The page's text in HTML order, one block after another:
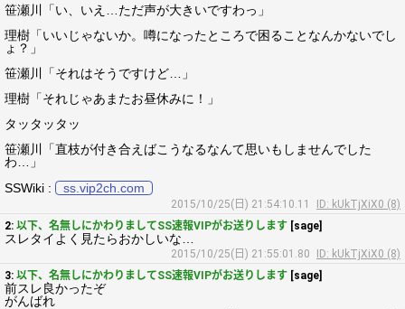
笹瀬川「い、いえ…ただ声が大きいですわっ」
理樹「いいじゃないか。噂になったところで困ることなんかないでし
ょ？」
笹瀬川「それはそうですけど…」
理樹「それじゃあまたお昼休みに！」
タッタッタッ
笹瀬川「直枝が付き合えばこうなるなんて思いもしませんでした
わ…」
SSWiki :
ss.vip2ch.com
2015/10/25(日) 21:54:10.11
ID: kUkTjXiX0 (8)
2: 以下、名無しにかわりましてSS速報VIPがお送りします [sage]
スレタイよく見たらおかしいな…
2015/10/25(日) 21:55:01.80
ID: kUkTjXiX0 (8)
3: 以下、名無しにかわりましてSS速報VIPがお送りします [sage]
前スレ良かったぞ
がんばれ